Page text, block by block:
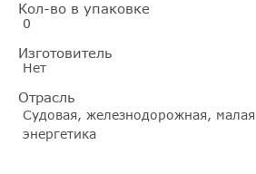
Кол-во в упаковке
0
Изготовитель
Нет
Отрасль
Судовая, железнодорожная, малая
энергетика